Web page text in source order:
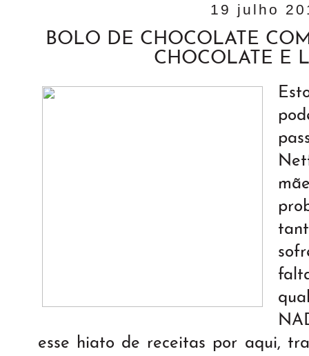
19 julho
BOLO DE CHOCOLATE
CHOCOLATE E
esse hiato de receitas por aqui,